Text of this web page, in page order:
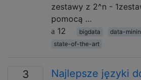
zestawy z 2^n -
pomocą …
12
bigdata data-
state-of-the-art
3
Najlepsze języki